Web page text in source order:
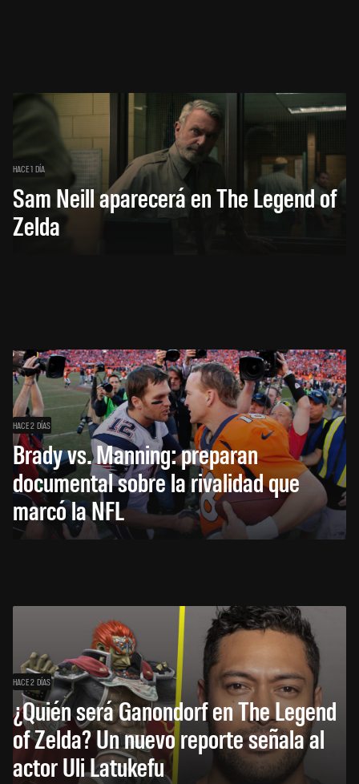
HACE 1 DÍA
Sam Neill aparecerá en The Legend of
Zelda
HACE 2 DÍAS
Brady vs. Manning: preparan
documental sobre la rivalidad que
marcó la NFL
HACE 2 DÍAS
¿Quién será Ganondorf en The Legend
of Zelda? Un nuevo reporte señala al
actor Uli Latukefu